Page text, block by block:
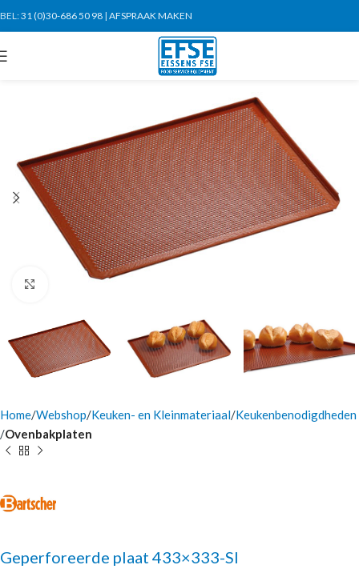
BEL:31 (0)30-686 50 98 | AFSPRAAK MAKEN
Click to enlarge
Home Webshop Keuken- en Kleinmateriaal Keukenbenodigdheden
Ovenbakplaten
Geperforeerde plaat 433×333-SI